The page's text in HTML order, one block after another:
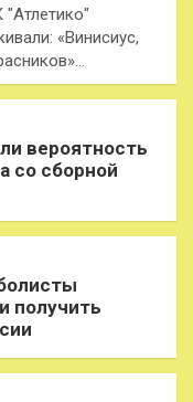
«Винисиус,
вероятность
со сборной
получить